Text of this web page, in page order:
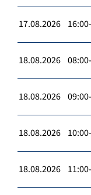
17.08.2026
18.08.2026
18.08.2026
18.08.2026
18.08.2026